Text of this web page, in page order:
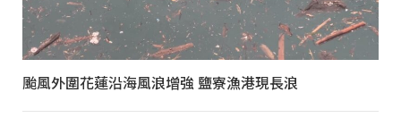
颱風外圍花蓮沿海風浪增強 鹽寮漁港現長浪